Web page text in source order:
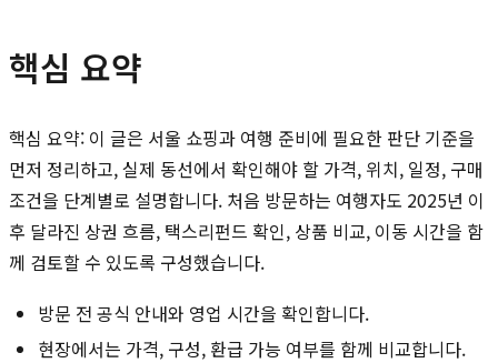
핵심 요약
핵심 요약: 이 글은 서울 쇼핑과 여행 준비에 필요한 판단 기준을
먼저 정리하고, 실제 동선에서 확인해야 할 가격, 위치, 일정, 구매
조건을 단계별로 설명합니다. 처음 방문하는 여행자도 2025년 이
후 달라진 상권 흐름, 택스리펀드 확인, 상품 비교, 이동 시간을 함
께 검토할 수 있도록 구성했습니다.
방문 전 공식 안내와 영업 시간을 확인합니다.
현장에서는 가격, 구성, 환급 가능 여부를 함께 비교합니다.